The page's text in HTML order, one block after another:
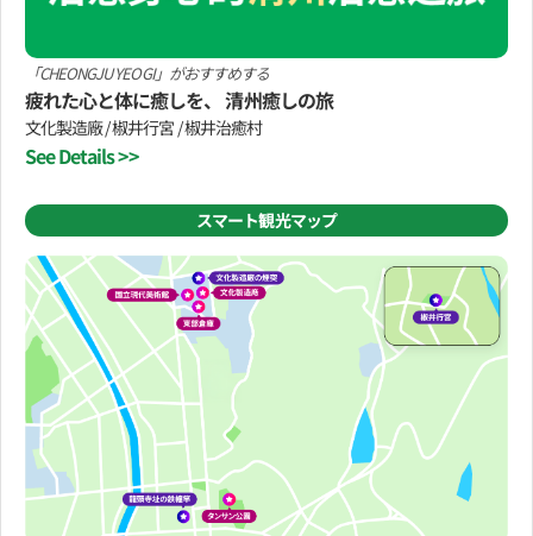
「CHEONGJU YEOGI」がおすすめする
疲れた心と体に癒しを、 清州癒しの旅
文化製造廠 / 椒井行宮 / 椒井治癒村
See Details >>
スマート観光マップ